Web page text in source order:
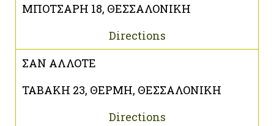
ΜΠΟΤΣΑΡΗ 18, ΘΕΣΣΑΛΟΝΙΚΗ
Directions
ΣΑΝ ΑΛΛΟΤΕ
ΤΑΒΑΚΗ 23, ΘΕΡΜΗ, ΘΕΣΣΑΛΟΝΙΚΗ
Directions